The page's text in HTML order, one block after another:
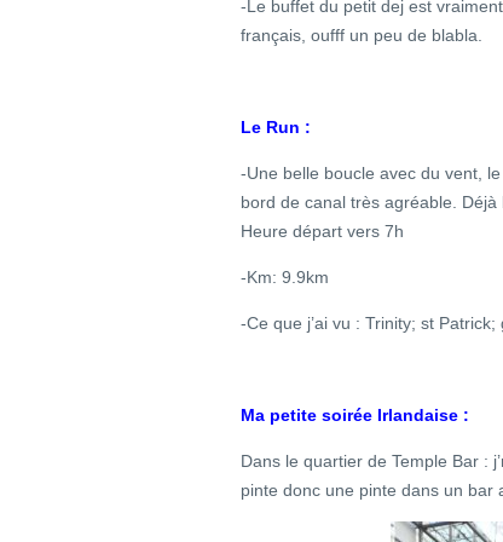
-Le buffet du petit dej est
français, oufff un peu de blabla.
Le Run :
-Une belle boucle avec du vent,
bord de canal très agréable.
Heure départ vers 7h
-Km: 9.9km
-Ce que j’ai vu : Trinity; st
Ma petite soirée Irlandaise :
Dans le quartier de Temple Bar :
pinte donc une pinte dans un bar